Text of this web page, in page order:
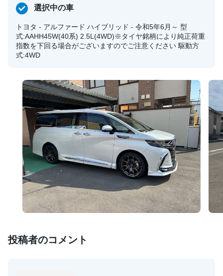
選択中の車
トヨタ - アルファード ハイブリッド - 令和5年6月～ 型
式:AAHH45W(40系) 2.5L(4WD)※タイヤ銘柄により純正荷重
指数を下回る場合がございますのでご注意ください 駆動方
式:4WD
投稿者のコメント